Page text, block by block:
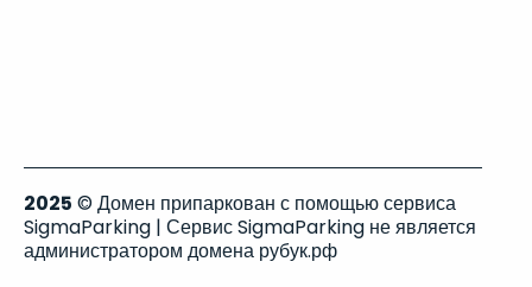
2025 © Домен припаркован с помощью сервиса
SigmaParking | Сервис SigmaParking не является
администратором домена рубук.рф